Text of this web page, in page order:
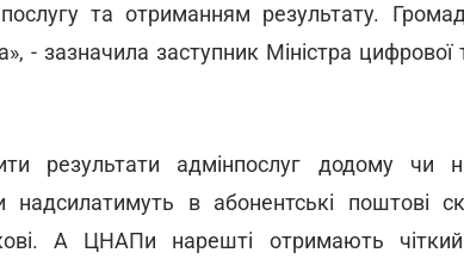
та отриманням результату.
- зазначила заступник Міністра
результати адмінпослуг додому чи
в абонентські поштові
А ЦНАПи нарешті отримають